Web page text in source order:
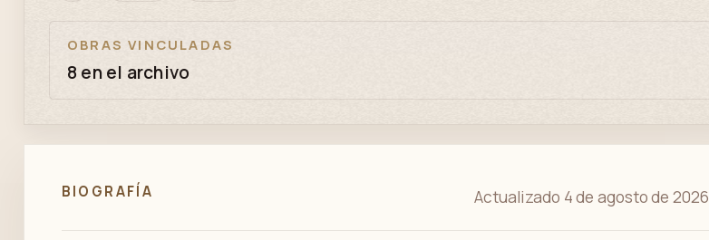
OBRAS VINCULADAS
8 en el archivo
BIOGRAFÍA Actualizado 4 de agosto de 2026